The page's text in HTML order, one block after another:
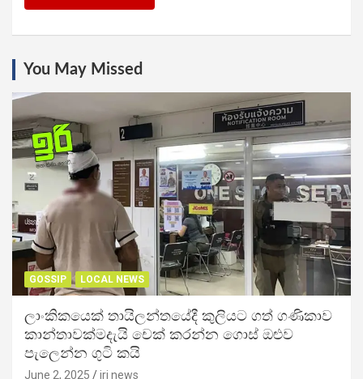
You May Missed
GOSSIP LOCAL NEWS
ලාංකිකයෙක් තායිලන්තයේදී කුලියට ගත් ගණිකාව
කාන්තාවක්මදැයි චෙක් කරන්න ගොස් ඔළුව
පැලෙන්න ගුටි කයි
June 2, 2025 iri news